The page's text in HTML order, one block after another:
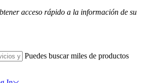
acceso rápido a la información de su
Puedes buscar miles de productos